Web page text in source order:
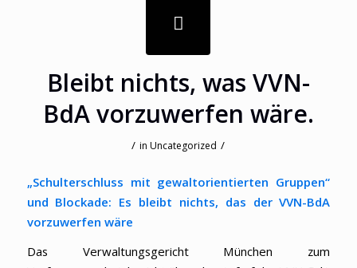
Bleibt nichts, was VVN-
BdA vorzuwerfen wäre.
/ inUncategorized /
„Schulterschluss mit gewaltorientierten Gruppen“
und Blockade: Es bleibt nichts, das der VVN-BdA
vorzuwerfen wäre
Das Verwaltungsgericht München zum